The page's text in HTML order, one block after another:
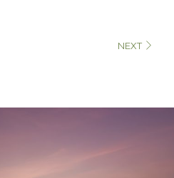
NEXT